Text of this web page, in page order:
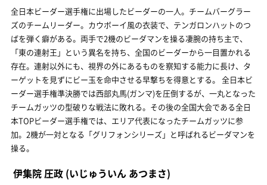
全日本ビーダー選手権に出場したビーダーの一人。チームバーグラー
ズのチームリーダー。カウボーイ風の衣装で、テンガロンハットのつ
ばを弾く癖がある。両手で2機のビーダマンを操る凄腕の持ち主で、
「東の連射王」という異名を持ち、全国のビーダーから一目置かれる
存在。連射以外にも、視界の外にあるものを察知する能力に長け、タ
ーゲットを見ずにビー玉を命中させる早撃ちを得意とする。 全日本ビ
ーダー選手権準決勝では西部丸馬(ガンマ)を圧倒するが、一丸となった
チームガッツの型破りな戦法に敗れる。その後の全国大会である全日
本TOPビーダー選手権では、エリア代表になったチームガッツに参
加。2機が一対となる「グリフォンシリーズ」と呼ばれるビーダマンを
操る。
伊集院 圧政 (いじゅういん あつまさ)